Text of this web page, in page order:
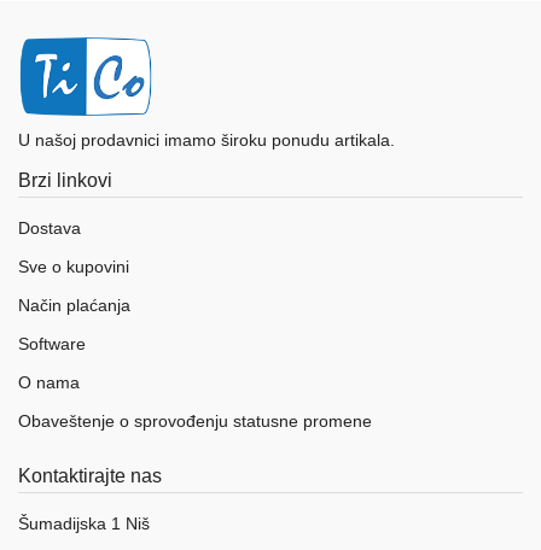
U našoj prodavnici imamo široku ponudu artikala.
Brzi linkovi
Dostava
Sve o kupovini
Način plaćanja
Software
O nama
Obaveštenje o sprovođenju statusne promene
Kontaktirajte nas
Šumadijska 1 Niš